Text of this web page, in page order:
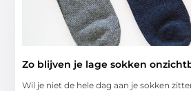
Zo blijven je lage sokken
Wil je niet de hele dag aan je sokken